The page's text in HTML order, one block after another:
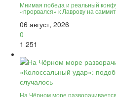
Мнимая победа и реальный
«прорвался» к Лаврову на
06 август, 2026
0
1 251
На Чёрном море